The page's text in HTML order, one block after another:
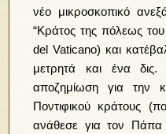
νέο μικροσκοπικό
“Κράτος της πόλεως
del Vaticano) και
μετρητά και ένα
αποζημίωση για την
Ποντιφικού κράτους
ανάθεσε για τον Πάπα